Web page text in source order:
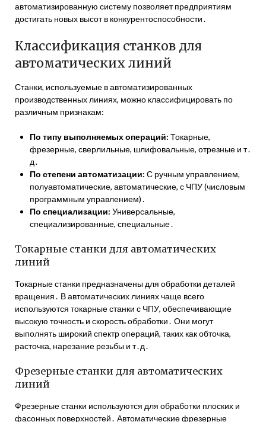
автоматизированную систему позволяет предприятиям
достигать новых высот в конкурентоспособности․
Классификация станков для
автоматических линий
Станки, используемые в автоматизированных
производственных линиях, можно классифицировать по
различным признакам:
По типу выполняемых операций: Токарные,
фрезерные, сверлильные, шлифовальные, отрезные и т․
д․
По степени автоматизации: С ручным управлением,
полуавтоматические, автоматические, с ЧПУ (числовым
программным управлением)․
По специализации: Универсальные,
специализированные, специальные․
Токарные станки для автоматических
линий
Токарные станки предназначены для обработки деталей
вращения․ В автоматических линиях чаще всего
используются токарные станки с ЧПУ, обеспечивающие
высокую точность и скорость обработки․ Они могут
выполнять широкий спектр операций, таких как обточка,
расточка, нарезание резьбы и т․д․
Фрезерные станки для автоматических
линий
Фрезерные станки используются для обработки плоских и
фасонных поверхностей․ Автоматические фрезерные